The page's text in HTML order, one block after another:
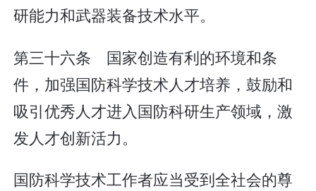
研能力和武器装备技术水平。
第三十六条 国家创造有利的环境和条
件，加强国防科学技术人才培养，鼓励和
吸引优秀人才进入国防科研生产领域，激
发人才创新活力。
国防科学技术工作者应当受到全社会的尊